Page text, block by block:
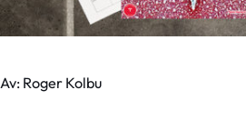
Av: Roger Kolbu